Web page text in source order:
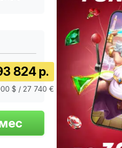
824 р.
$ / 27 740 €